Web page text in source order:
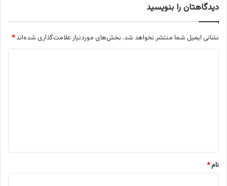
دیدگاهتان را بنویسید
نشانی ایمیل شما منتشر نخواهد شد. بخش‌های موردنیاز علامت‌گذاری شده‌اند*
نام*